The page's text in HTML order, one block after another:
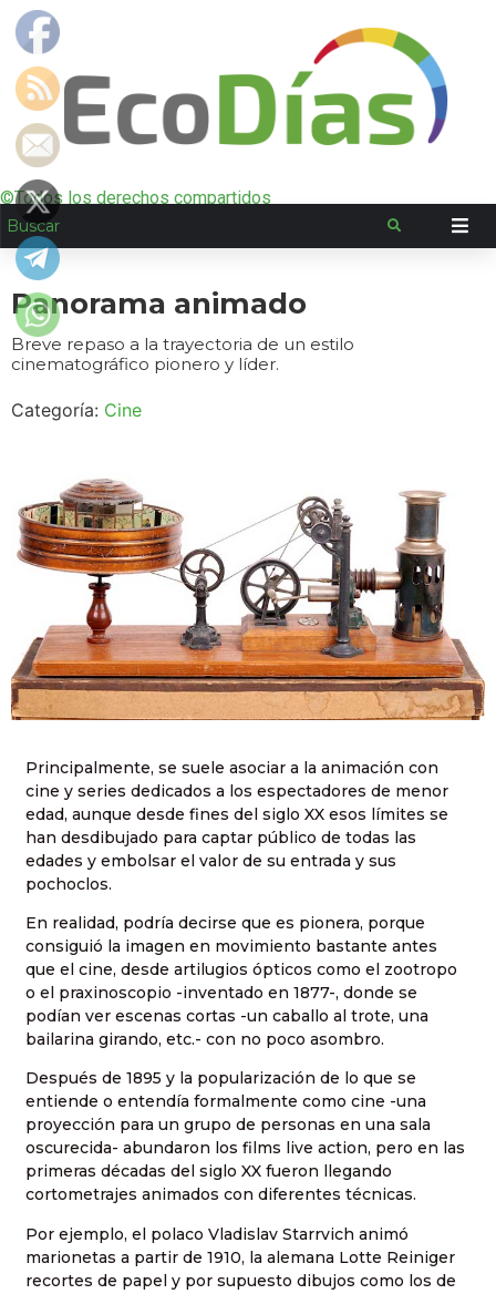
©Todos los derechos compartidos
Panorama animado
Breve repaso a la trayectoria de un estilo
cinematográfico pionero y líder.
Categoría: Cine
Principalmente, se suele asociar a la animación con
cine y series dedicados a los espectadores de menor
edad, aunque desde fines del siglo XX esos límites se
han desdibujado para captar público de todas las
edades y embolsar el valor de su entrada y sus
pochoclos.
En realidad, podría decirse que es pionera, porque
consiguió la imagen en movimiento bastante antes
que el cine, desde artilugios ópticos como el zootropo
o el praxinoscopio -inventado en 1877-, donde se
podían ver escenas cortas -un caballo al trote, una
bailarina girando, etc.- con no poco asombro.
Después de 1895 y la popularización de lo que se
entiende o entendía formalmente como cine -una
proyección para un grupo de personas en una sala
oscurecida- abundaron los films live action, pero en las
primeras décadas del siglo XX fueron llegando
cortometrajes animados con diferentes técnicas.
Por ejemplo, el polaco Vladislav Starrvich animó
marionetas a partir de 1910, la alemana Lotte Reiniger
recortes de papel y por supuesto dibujos como los de